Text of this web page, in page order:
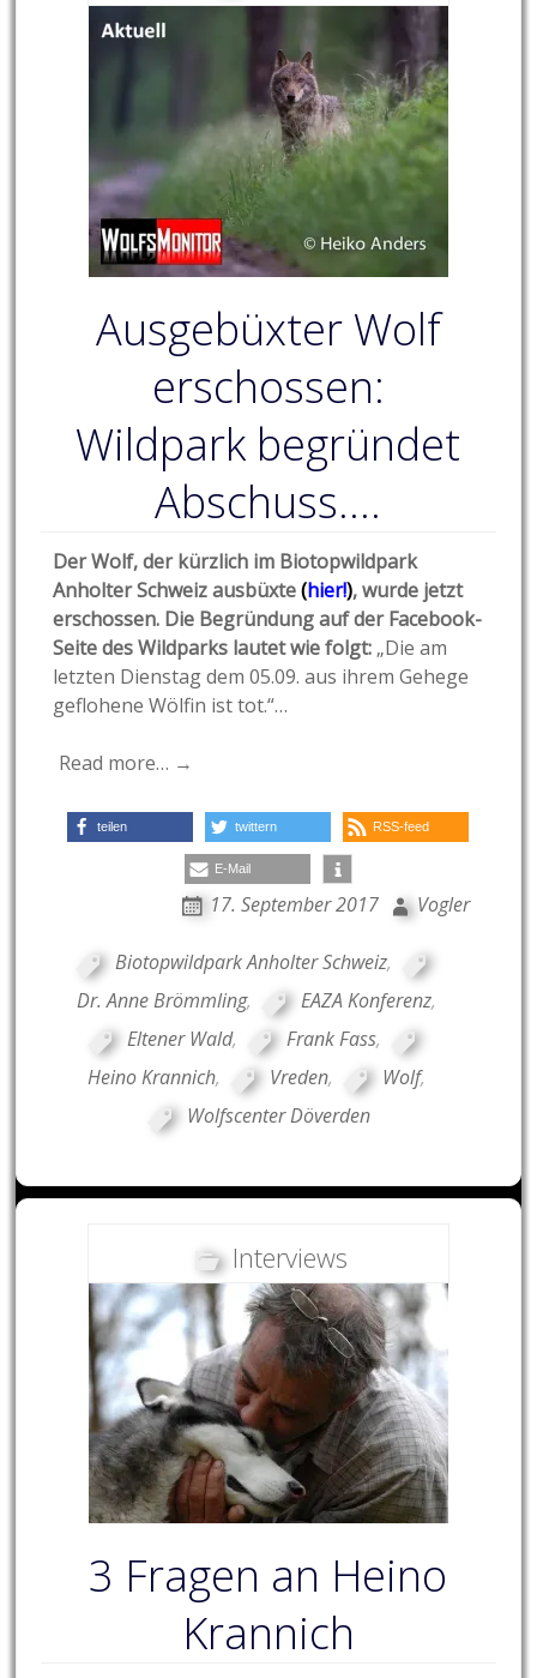
Ausgebüxter Wolf
erschossen:
Wildpark begründet
Abschuss….
Der Wolf, der kürzlich im Biotopwildpark
Anholter Schweiz ausbüxte(hier!), wurde jetzt
erschossen. Die Begründung auf der Facebook-
Seite des Wildparks lautet wie folgt: „Die am
letzten Dienstag dem 05.09. aus ihrem Gehege
geflohene Wölfin ist tot.“…
Read more… →
teilen twittern RSS-feed
E-Mail
17. September 2017 Vogler
Biotopwildpark Anholter Schweiz,
Dr. Anne Brömmling, EAZA Konferenz,
Eltener Wald, Frank Fass,
Heino Krannich, Vreden, Wolf,
Wolfscenter Döverden
Interviews
3 Fragen an Heino
Krannich